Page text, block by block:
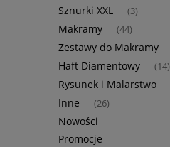
Sznurki XXL (3)
Makramy (44)
Zestawy do Makramy
Haft Diamentowy (14)
Rysunek i Malarstwo
Inne (26)
Nowości
Promocje